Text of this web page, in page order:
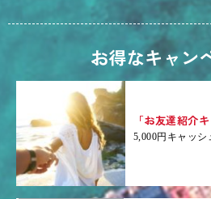
お得なキャン
「お友達紹介
5,000円キャッシ